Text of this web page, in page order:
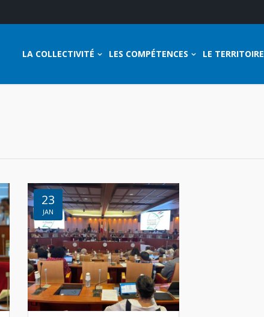
LA COLLECTIVITÉ LES COMPÉTENCES LE TERRITOIRE
23
JAN